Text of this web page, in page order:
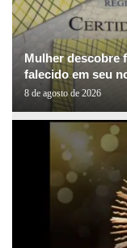
Mulher descobre
falecido em seu
8 de agosto de 2026